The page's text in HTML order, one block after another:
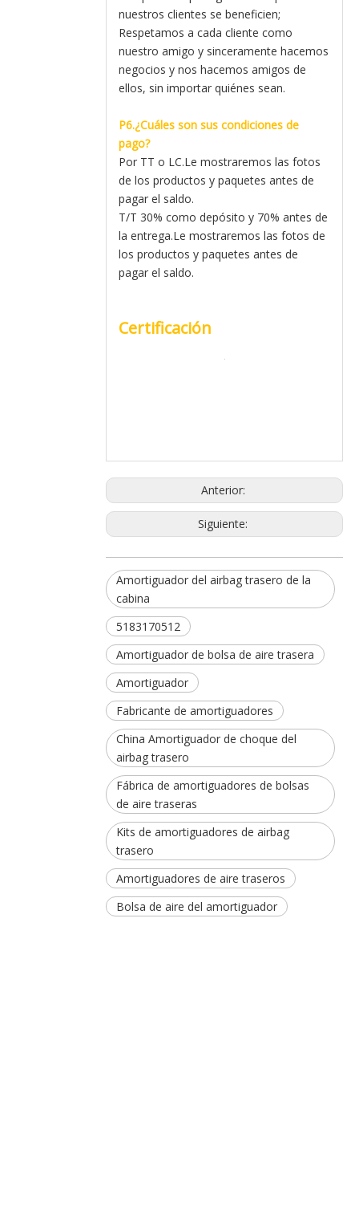
nuestros clientes se beneficien;
Respetamos a cada cliente como
nuestro amigo y sinceramente hacemos
negocios y nos hacemos amigos de
ellos, sin importar quiénes sean.
P6.¿Cuáles son sus condiciones de
pago?
Por TT o LC.Le mostraremos las fotos
de los productos y paquetes antes de
pagar el saldo.
T/T 30% como depósito y 70% antes de
la entrega.Le mostraremos las fotos de
los productos y paquetes antes de
pagar el saldo.
Certificación
Anterior:
Siguiente:
Amortiguador del airbag trasero de la
cabina
5183170512
Amortiguador de bolsa de aire trasera
Amortiguador
Fabricante de amortiguadores
China Amortiguador de choque del
airbag trasero
Fábrica de amortiguadores de bolsas
de aire traseras
Kits de amortiguadores de airbag
trasero
Amortiguadores de aire traseros
Bolsa de aire del amortiguador